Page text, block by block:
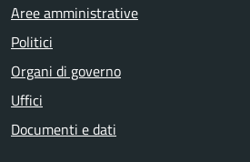
Aree amministrative
Politici
Organi di governo
Uffici
Documenti e dati